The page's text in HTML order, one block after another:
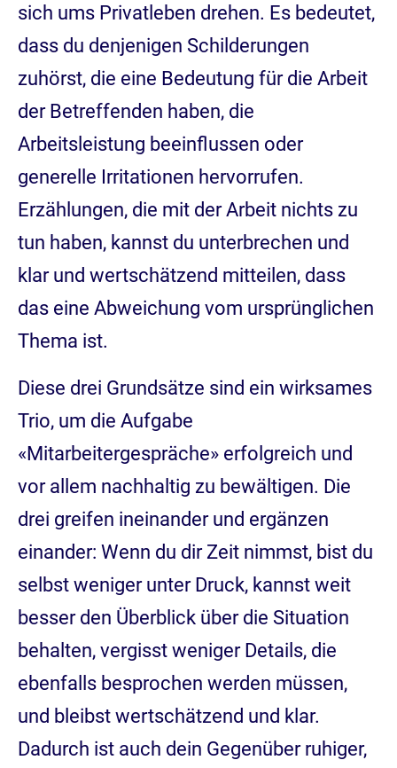
sich ums Privatleben drehen. Es bedeutet,
dass du denjenigen Schilderungen
zuhörst, die eine Bedeutung für die Arbeit
der Betreffenden haben, die
Arbeitsleistung beeinflussen oder
generelle Irritationen hervorrufen.
Erzählungen, die mit der Arbeit nichts zu
tun haben, kannst du unterbrechen und
klar und wertschätzend mitteilen, dass
das eine Abweichung vom ursprünglichen
Thema ist.
Diese drei Grundsätze sind ein wirksames
Trio, um die Aufgabe
«Mitarbeitergespräche» erfolgreich und
vor allem nachhaltig zu bewältigen. Die
drei greifen ineinander und ergänzen
einander: Wenn du dir Zeit nimmst, bist du
selbst weniger unter Druck, kannst weit
besser den Überblick über die Situation
behalten, vergisst weniger Details, die
ebenfalls besprochen werden müssen,
und bleibst wertschätzend und klar.
Dadurch ist auch dein Gegenüber ruhiger,